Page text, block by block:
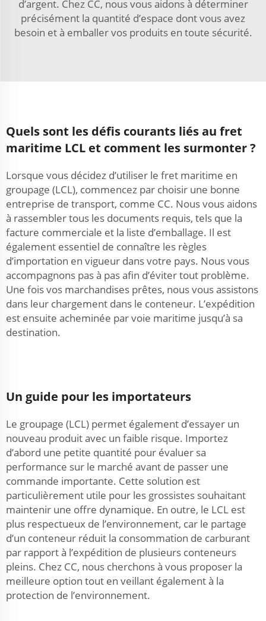
d’argent. Chez CC, nous vous aidons à déterminer
précisément la quantité d’espace dont vous avez
besoin et à emballer vos produits en toute sécurité.
Quels sont les défis courants liés au fret
maritime LCL et comment les surmonter ?
Lorsque vous décidez d’utiliser le fret maritime en
groupage (LCL), commencez par choisir une bonne
entreprise de transport, comme CC. Nous vous aidons
à rassembler tous les documents requis, tels que la
facture commerciale et la liste d’emballage. Il est
également essentiel de connaître les règles
d’importation en vigueur dans votre pays. Nous vous
accompagnons pas à pas afin d’éviter tout problème.
Une fois vos marchandises prêtes, nous vous assistons
dans leur chargement dans le conteneur. L’expédition
est ensuite acheminée par voie maritime jusqu’à sa
destination.
Un guide pour les importateurs
Le groupage (LCL) permet également d’essayer un
nouveau produit avec un faible risque. Importez
d’abord une petite quantité pour évaluer sa
performance sur le marché avant de passer une
commande importante. Cette solution est
particulièrement utile pour les grossistes souhaitant
maintenir une offre dynamique. En outre, le LCL est
plus respectueux de l’environnement, car le partage
d’un conteneur réduit la consommation de carburant
par rapport à l’expédition de plusieurs conteneurs
pleins. Chez CC, nous cherchons à vous proposer la
meilleure option tout en veillant également à la
protection de l’environnement.